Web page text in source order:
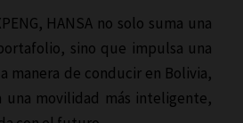
HANSA no solo suma una
sino que impulsa una
manera de conducir en Bolivia,
una movilidad más inteligente,